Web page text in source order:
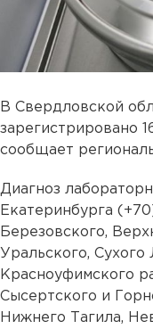
В Свердловской
зарегистрировано
сообщает
Диагноз
Екатеринбурга
Березовского,
Уральского,
Красноуфимского
Сысертского и
Нижнего Тагила,